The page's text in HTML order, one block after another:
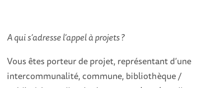
A qui s’adresse l’appel à projets ?
Vous êtes porteur de projet, représentant d’une
intercommunalité, commune, bibliothèque /